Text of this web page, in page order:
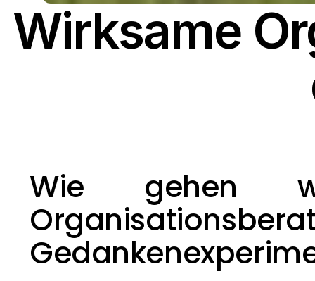
Wirksame
Wie gehen